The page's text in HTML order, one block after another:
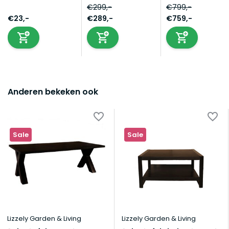
€23,-
€299,-
€289,-
€799,-
€759,-
Anderen bekeken ook
Sale
Lizzely Garden & Living
Sale
Lizzely Garden & Living